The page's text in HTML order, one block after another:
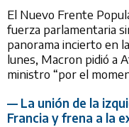
El Nuevo Frente
fuerza parlamentaria
panorama incierto en
lunes, Macron pidió a
ministro “por el
— La unión de la
Francia y frena a la